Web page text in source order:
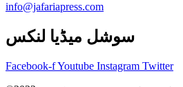
info@jafariapress.com​
سوشل میڈیا لنکس
Facebook-fYoutube Instagram Twitter